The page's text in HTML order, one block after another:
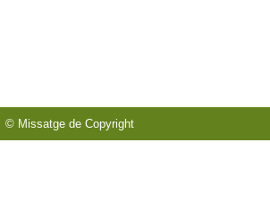
© Missatge de Copyright